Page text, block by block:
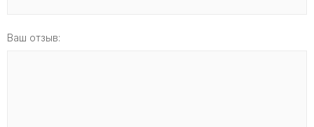
Ваш отзыв: